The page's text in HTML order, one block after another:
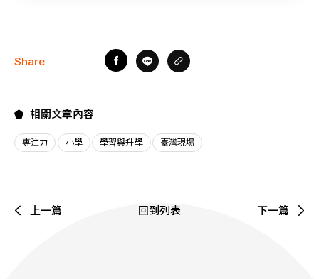
Share
相關文章內容
專注力 小學 學習與升學 臺灣現場
上一篇 回到列表 下一篇